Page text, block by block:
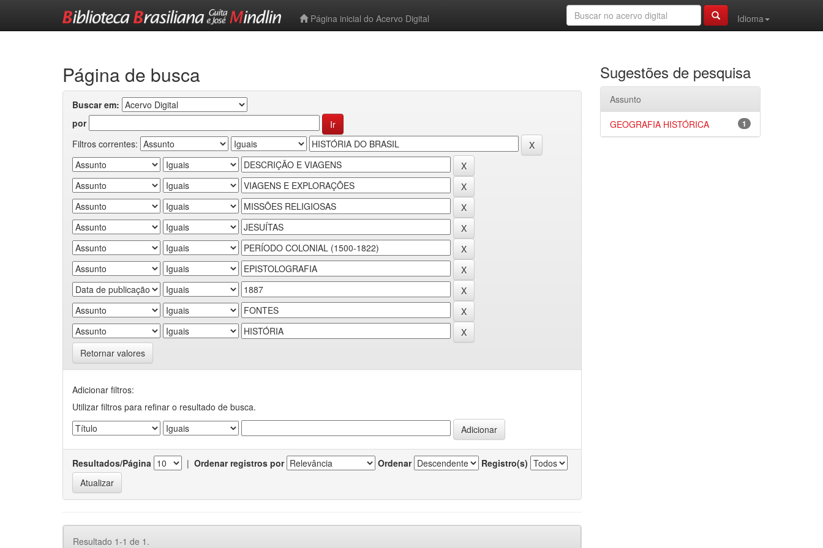
Página inicial do Acervo Digital
Idioma
Página de busca
Buscar em:
por
Filtros correntes:
Retornar valores
Adicionar filtros:
Utilizar filtros para refinar o resultado de busca.
Resultados/Página | Ordenar registros por Ordenar Registro(s)
Resultado 1-1 de 1.
Sugestões de pesquisa
Assunto
1
GEOGRAFIA HISTÓRICA